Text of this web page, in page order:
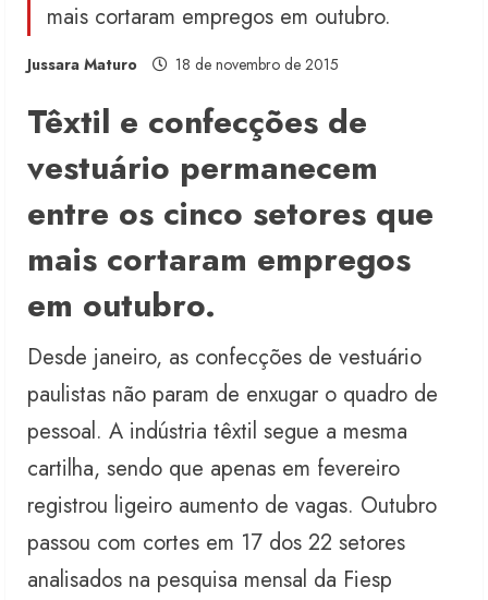
mais cortaram empregos em outubro.
Jussara Maturo 18 de novembro de 2015
Têxtil e confecções de
vestuário permanecem
entre os cinco setores que
mais cortaram empregos
em outubro.
Desde janeiro, as confecções de vestuário
paulistas não param de enxugar o quadro de
pessoal. A indústria têxtil segue a mesma
cartilha, sendo que apenas em fevereiro
registrou ligeiro aumento de vagas. Outubro
passou com cortes em 17 dos 22 setores
analisados na pesquisa mensal da Fiesp